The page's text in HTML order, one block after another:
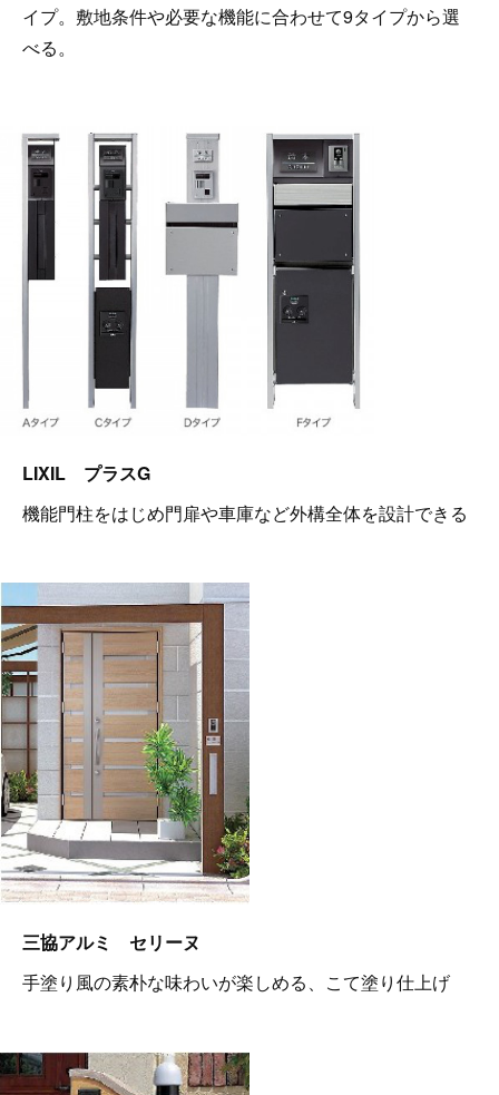
イプ。敷地条件や必要な機能に合わせて9タイプから選
べる。
LIXIL プラスG
機能門柱をはじめ門扉や車庫など外構全体を設計できる
三協アルミ セリーヌ
手塗り風の素朴な味わいが楽しめる、こて塗り仕上げ